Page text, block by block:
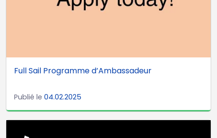
Full Sail Programme d’Ambassadeur
Publié le 04.02.2025